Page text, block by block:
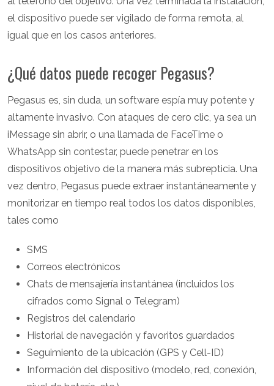
el dispositivo puede ser vigilado de forma remota, al
igual que en los casos anteriores.
¿Qué datos puede recoger Pegasus?
Pegasus es, sin duda, un software espía muy potente y
altamente invasivo. Con ataques de cero clic, ya sea un
iMessage sin abrir, o una llamada de FaceTime o
WhatsApp sin contestar, puede penetrar en los
dispositivos objetivo de la manera más subrepticia. Una
vez dentro, Pegasus puede extraer instantáneamente y
monitorizar en tiempo real todos los datos disponibles,
tales como
SMS
Correos electrónicos
Chats de mensajería instantánea (incluidos los
cifrados como Signal o Telegram)
Registros del calendario
Historial de navegación y favoritos guardados
Seguimiento de la ubicación (GPS y Cell-ID)
Información del dispositivo (modelo, red, conexión,